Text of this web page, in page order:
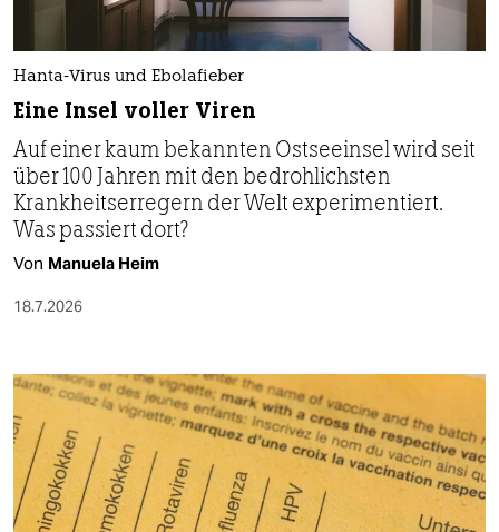
Hanta-Virus und Ebolafieber
Eine Insel voller Viren
Auf einer kaum bekannten Ostseeinsel wird seit
über 100 Jahren mit den bedrohlichsten
Krankheitserregern der Welt experimentiert.
Was passiert dort?
Von Manuela Heim
18.7.2026